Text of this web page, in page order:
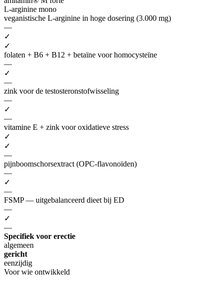
L-arginine mono
veganistische L-arginine in hoge dosering (3.000 mg)
—
✓
✓
folaten + B6 + B12 + betaïne voor homocysteïne
—
✓
—
zink voor de testosteronstofwisseling
—
✓
—
vitamine E + zink voor oxidatieve stress
✓
✓
—
pijnboomschorsextract (OPC-flavonoïden)
—
✓
—
FSMP — uitgebalanceerd dieet bij ED
—
✓
—
Specifiek voor erectie
algemeen
gericht
eenzijdig
Voor wie ontwikkeld